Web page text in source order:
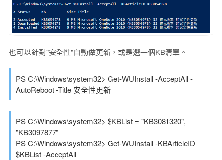
也可以針對"安全性"自動做更新，或是選一個KB清單。
PS C:\Windows\system32> Get-WUInstall -AcceptAll -
AutoReboot -Title 安全性更新
PS C:\Windows\system32> $KBList = "KB3081320",
"KB3097877"
PS C:\Windows\system32> Get-WUInstall -KBArticleID
$KBList -AcceptAll